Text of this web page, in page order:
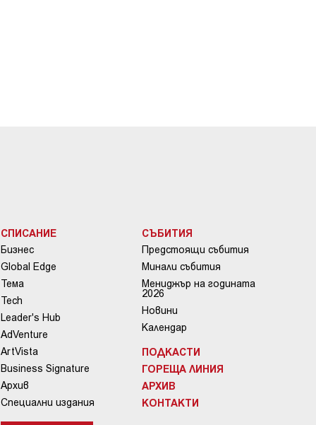
СПИСАНИЕ
Бизнес
Global Edge
Тема
Tech
Leader's Hub
AdVenture
ArtVista
Business Signature
Архив
Специални издания
СЪБИТИЯ
Предстоящи събития
Минали събития
Мениджър на годината
2026
Новини
Календар
ПОДКАСТИ
ГОРЕЩА ЛИНИЯ
АРХИВ
КОНТАКТИ